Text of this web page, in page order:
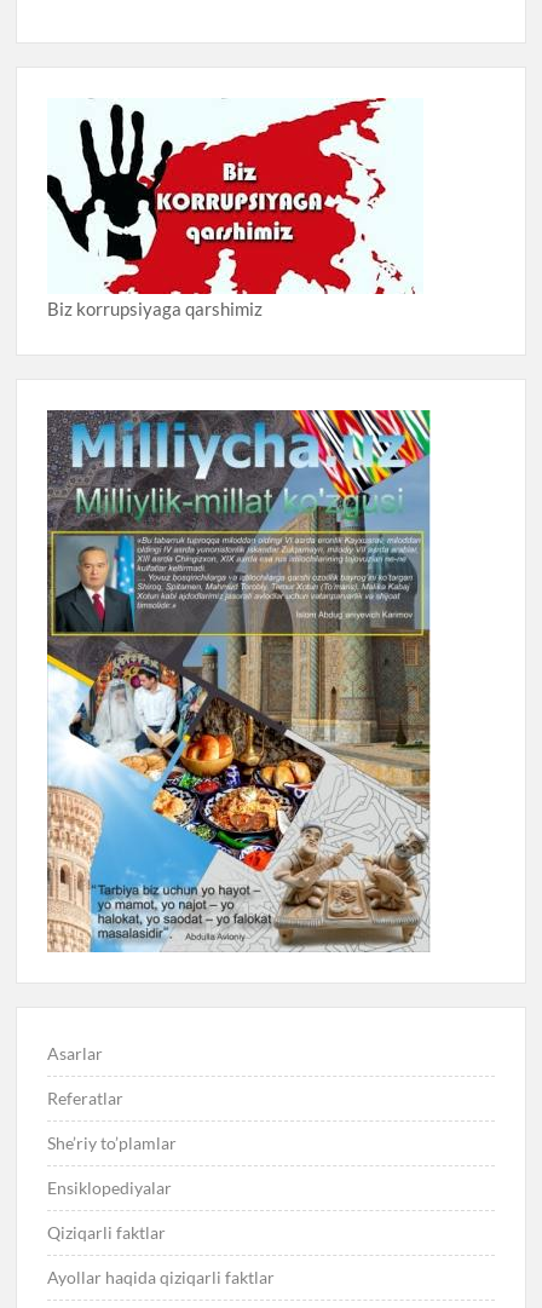
Biz korrupsiyaga qarshimiz
Asarlar
Referatlar
She’riy to’plamlar
Ensiklopediyalar
Qiziqarli faktlar
Ayollar haqida qiziqarli faktlar